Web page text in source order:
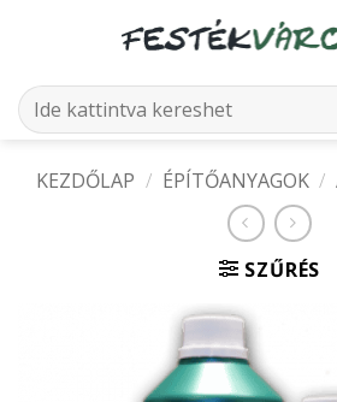
Keresés
a
KEZDŐLAP / ÉPÍTŐANYAGOK /
SZŰRÉS